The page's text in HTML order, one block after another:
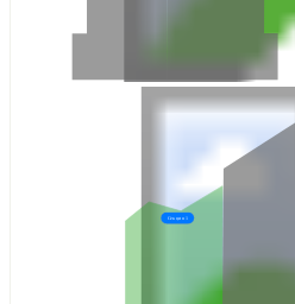
Секция 1